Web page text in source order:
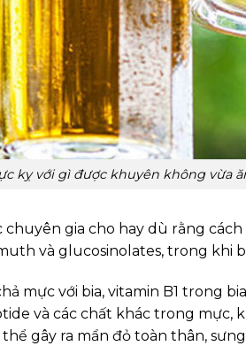
kỵ với gì được khuyên không vừa
gia cho hay dù rằng
và glucosinolates, trong khi
mực với bia, vitamin B1 trong
và các chất khác trong mực,
gây ra mẩn đỏ toàn thân,